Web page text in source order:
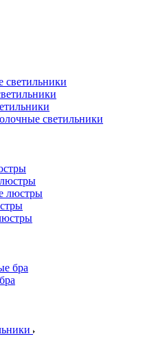
светильники
светильники
люстры
бра